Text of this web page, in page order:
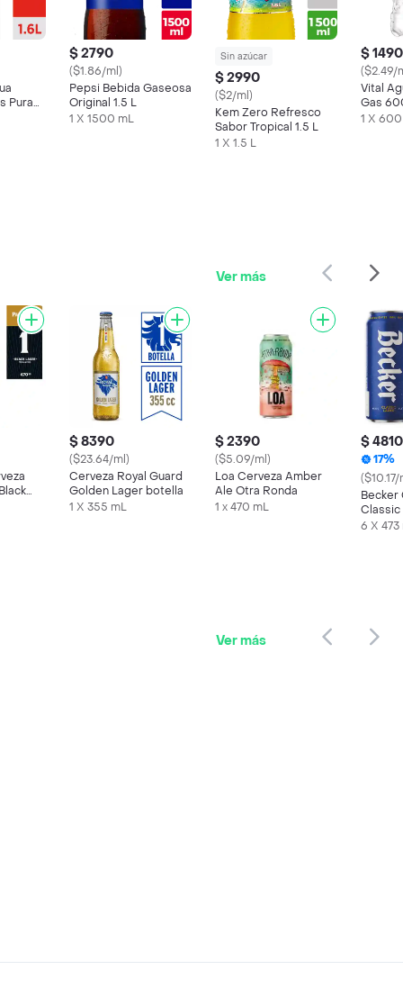
Pura
L
$ 2790
($1.86/ml)
Pepsi Bebida Gaseosa
Original 1.5 L
1 X 1500 mL
Sin azúcar
$ 2990
($2/ml)
Kem Zero Refresco
Sabor Tropical 1.5 L
1 X 1.5 L
$ 1490
($2.49/
Vital
Gas
1 X
Ver más
$ 8390
($23.64/ml)
Cerveza Royal Guard
Golden Lager botella
1 X 355 mL
$ 2390
($5.09/ml)
Loa Cerveza Amber
Ale Otra Ronda
1 x 470 mL
$ 4810
17%
($10.17/
Becker
Classic
6 x 473
6 X 473
Ver más